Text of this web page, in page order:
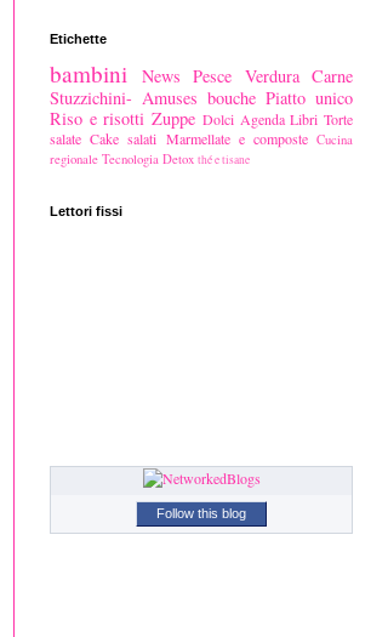
Etichette
bambini News Pesce Verdura Carne
Stuzzichini- Amuses bouche Piatto unico
Riso e risotti Zuppe Dolci Agenda Libri Torte
salate Cake salati Marmellate e composte Cucina
regionale Tecnologia Detox thé e tisane
Lettori fissi
Follow this blog